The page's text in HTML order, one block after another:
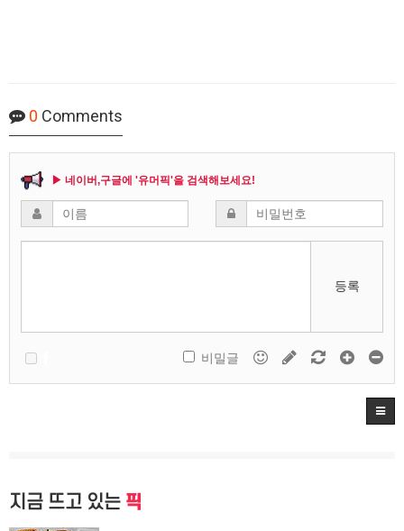
0 Comments
▶ 네이버,구글에 '유머픽'을 검색해보세요!
등록
비밀글
지금 뜨고 있는 픽